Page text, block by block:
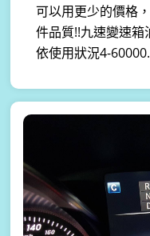
可以用更少的價格
件品質!!九速變速箱
依使用狀況4-